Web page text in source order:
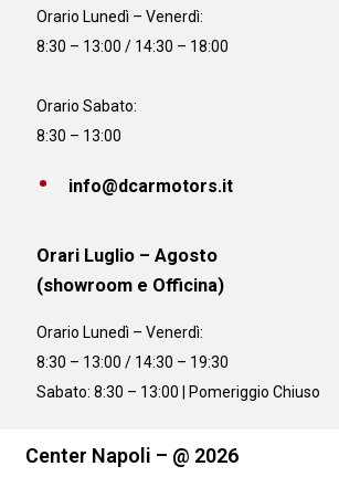
Orario Lunedì – Venerdì:
8:30 – 13:00 / 14:30 – 18:00
Orario Sabato:
8:30 – 13:00
info@dcarmotors.it
Orari Luglio – Agosto
(showroom e Officina)
Orario Lunedì – Venerdì:
8:30 – 13:00 / 14:30 – 19:30
Sabato: 8:30 – 13:00 | Pomeriggio Chiuso
Center Napoli – @ 2026